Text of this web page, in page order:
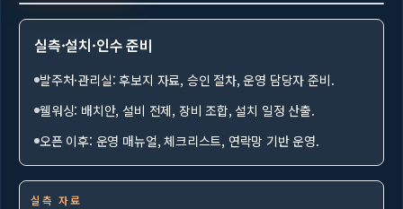
실측·설치·인수 준비
발주처·관리실: 후보지 자료, 승인 절차, 운영 담당자 준비.
웰워싱: 배치안, 설비 전제, 장비 조합, 설치 일정 산출.
오픈 이후: 운영 매뉴얼, 체크리스트, 연락망 기반 운영.
실측 자료